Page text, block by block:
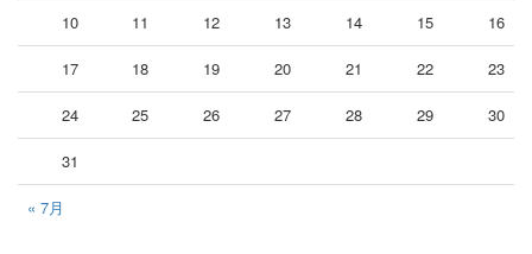
« 7月
10 11 12 13 14 15 16
17 18 19 20 21 22 23
24 25 26 27 28 29 30
31